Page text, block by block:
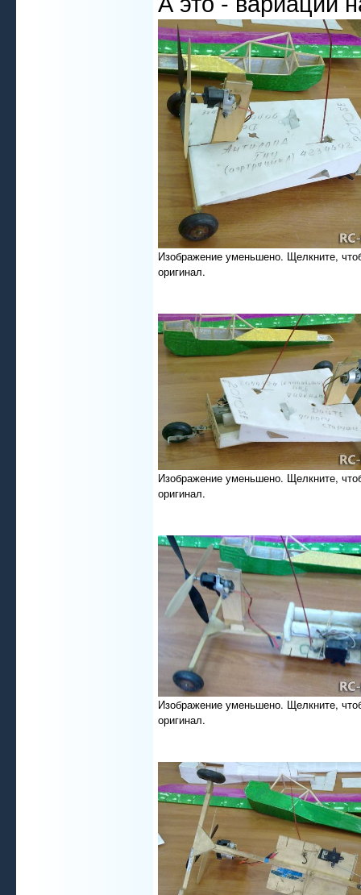
Изображение уменьшено. Щелкните,
оригинал.
Изображение уменьшено. Щелкните,
оригинал.
Изображение уменьшено. Щелкните,
оригинал.